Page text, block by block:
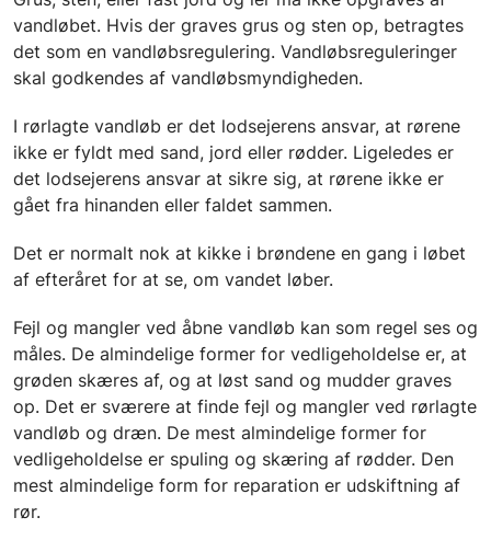
vandløbet. Hvis der graves grus og sten op, betragtes
det som en vandløbsregulering. Vandløbsreguleringer
skal godkendes af vandløbsmyndigheden.
I rørlagte vandløb er det lodsejerens ansvar, at rørene
ikke er fyldt med sand, jord eller rødder. Ligeledes er
det lodsejerens ansvar at sikre sig, at rørene ikke er
gået fra hinanden eller faldet sammen.
Det er normalt nok at kikke i brøndene en gang i løbet
af efteråret for at se, om vandet løber.
Fejl og mangler ved åbne vandløb kan som regel ses og
måles. De almindelige former for vedligeholdelse er, at
grøden skæres af, og at løst sand og mudder graves
op. Det er sværere at finde fejl og mangler ved rørlagte
vandløb og dræn. De mest almindelige former for
vedligeholdelse er spuling og skæring af rødder. Den
mest almindelige form for reparation er udskiftning af
rør.